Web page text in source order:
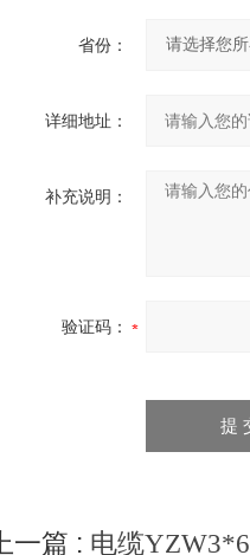
省份：
详细地址：
补充说明：
验证码：
上一篇 : 电缆